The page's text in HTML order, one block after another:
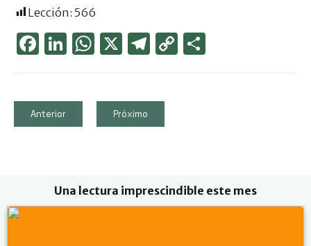
Lección: 566
Face
Link
Wha
Tele
Cop
Anterior Próximo
Una lectura imprescindible este mes